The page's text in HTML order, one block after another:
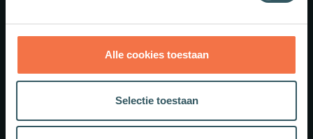
Alle cookies toestaan
Selectie toestaan
Nieuwsbrieven